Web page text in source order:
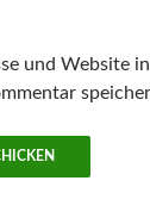
und Website